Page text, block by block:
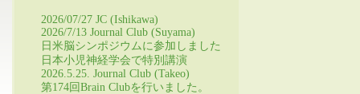
2026/07/27 JC (Ishikawa)
2026/7/13 Journal Club (Suyama)
日米脳シンポジウムに参加しました
日本小児神経学会で特別講演
2026.5.25. Journal Club (Takeo)
第174回Brain Clubを行いました。